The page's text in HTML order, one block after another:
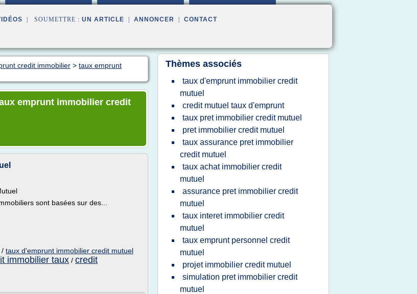
| SOUMETTRE : UN ARTICLE ANNONCER CONTACT
credit immobilier > taux emprunt
emprunt immobilier credit
sont basées sur des...
/ taux d'emprunt immobilier credit mutuel
immobilier taux / credit
Thèmes associés
taux d'emprunt immobilier credit
mutuel
credit mutuel taux d'emprunt
taux pret immobilier credit mutuel
pret immobilier credit mutuel
taux assurance pret immobilier
credit mutuel
taux achat immobilier credit
mutuel
assurance pret immobilier credit
mutuel
taux interet immobilier credit
mutuel
taux emprunt personnel credit
mutuel
projet immobilier credit mutuel
simulation pret immobilier credit
mutuel